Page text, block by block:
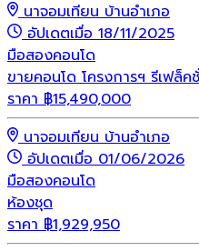
นาจอมเทียน บ้านอำเภอ
อัปเดตเมื่อ 18/11/2025
มือสองคอนโด
ขายคอนโด โครงการฯ รีเฟล็
ราคา ฿15,490,000
นาจอมเทียน บ้านอำเภอ
อัปเดตเมื่อ 01/06/2026
มือสองคอนโด
ห้องชุด
ราคา ฿1,929,950